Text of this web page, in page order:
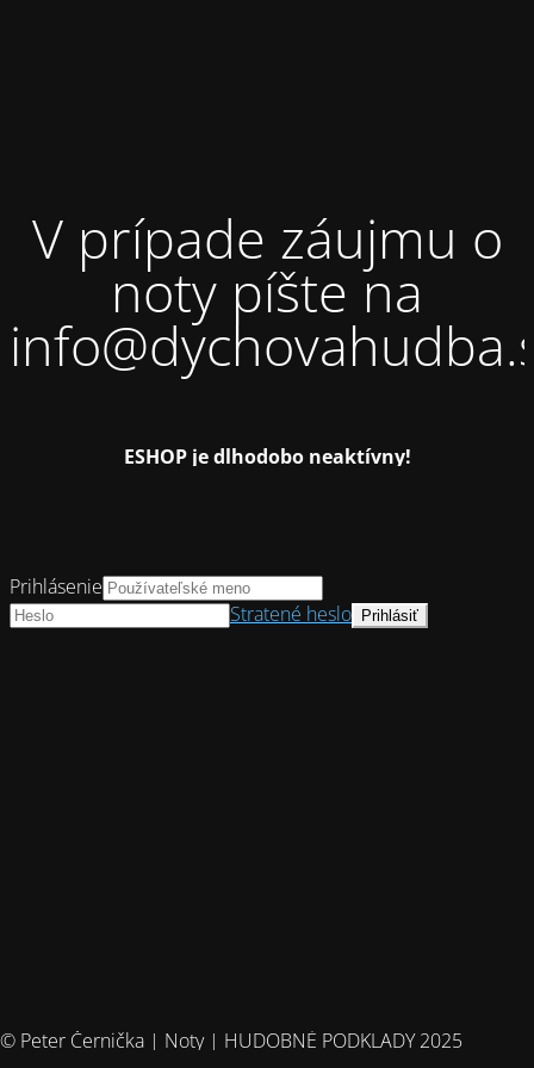
V prípade záujmu o
noty píšte na
ESHOP je dlhodobo neaktívny!
© Peter Černička | Noty | HUDOBNÉ PODKLADY 2025
Prihlásenie
Stratené heslo